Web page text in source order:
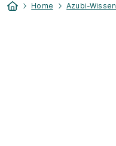
Home Azubi-Wissen